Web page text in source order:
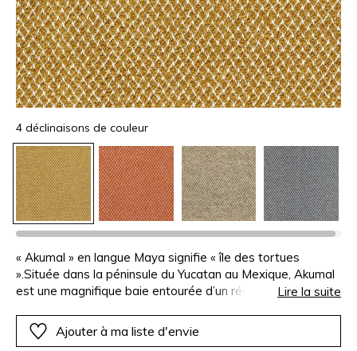
4 déclinaisons de couleur
« Akumal » en langue Maya signifie « île des tortues
».Située dans la péninsule du Yucatan au Mexique, Akumal
est une magnifique baie entourée d’un récif de
tissé d’un fil de chaîne blanc et d’un fil de trame fantaisie
de polypropylène, qui lui confère un beau relief.
Lire la suite
Ajouter à ma liste d'envie